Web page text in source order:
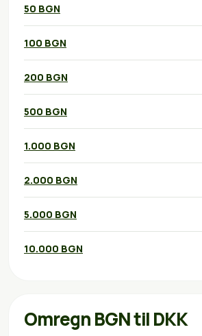
50 BGN
100 BGN
200 BGN
500 BGN
1.000 BGN
2.000 BGN
5.000 BGN
10.000 BGN
Omregn BGN til DKK